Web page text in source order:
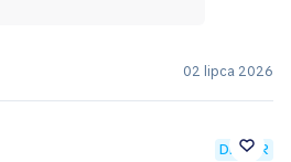
02 lipca 2026
DEALER